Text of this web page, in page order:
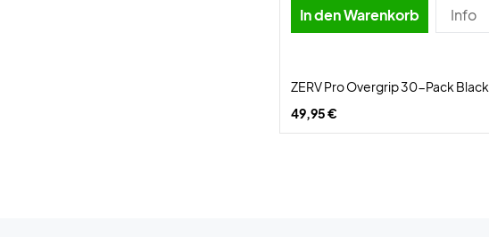
In den Warenkorb Info
ZERV Pro Overgrip 30-Pack Black
49,95 €